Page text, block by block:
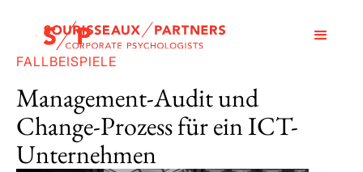
FALLBEISPIELE
Management-Audit und
Change-Prozess für ein ICT-
Unternehmen